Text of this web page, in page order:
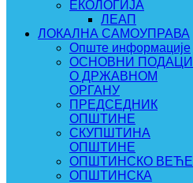
ЕКОЛОГИЈА
ЛЕАП
ЛОКАЛНА САМОУПРАВА
Опште информације
ОСНОВНИ ПОДАЦИ
О ДРЖАВНОМ
ОРГАНУ
ПРЕДСЕДНИК
ОПШТИНЕ
СКУПШТИНА
ОПШТИНЕ
ОПШТИНСКО ВЕЋЕ
ОПШТИНСКА